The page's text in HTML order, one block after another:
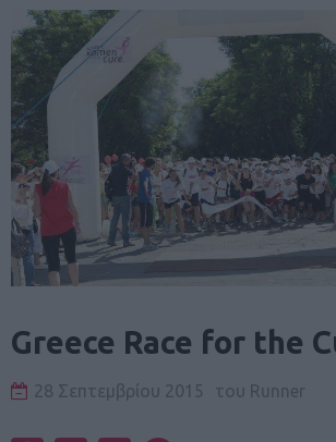
Greece Race for the
28 Σεπτεμβρίου 2015 του Runner